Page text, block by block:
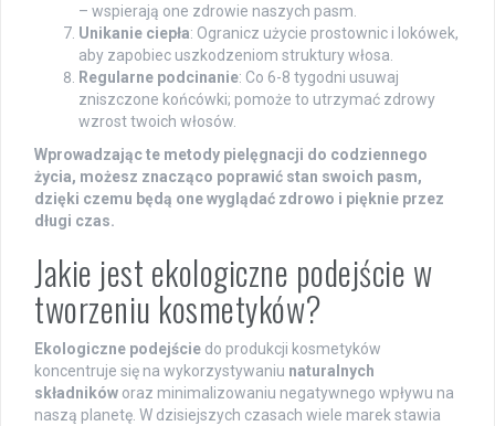
– wspierają one zdrowie naszych pasm.
Unikanie ciepła: Ogranicz użycie prostownic i lokówek,
aby zapobiec uszkodzeniom struktury włosa.
Regularne podcinanie: Co 6-8 tygodni usuwaj
zniszczone końcówki; pomoże to utrzymać zdrowy
wzrost twoich włosów.
Wprowadzając te metody pielęgnacji do codziennego
życia, możesz znacząco poprawić stan swoich pasm,
dzięki czemu będą one wyglądać zdrowo i pięknie przez
długi czas.
Jakie jest ekologiczne podejście w
tworzeniu kosmetyków?
Ekologiczne podejście do produkcji kosmetyków
koncentruje się na wykorzystywaniu naturalnych
składników oraz minimalizowaniu negatywnego wpływu na
naszą planetę. W dzisiejszych czasach wiele marek stawia